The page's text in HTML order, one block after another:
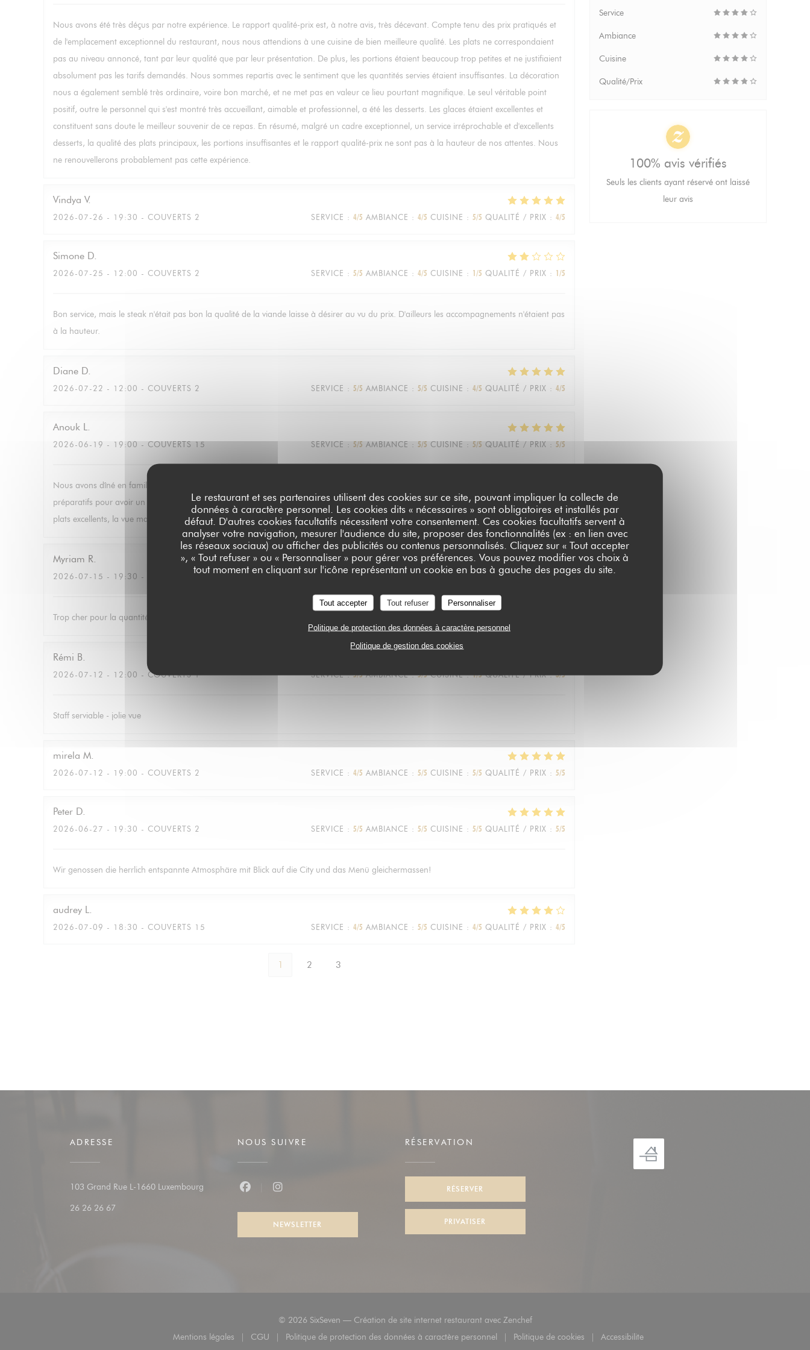
Le restaurant et ses partenaires utilisent des cookies sur ce site, pouvant impliquer la collecte de
données à caractère personnel. Les cookies dits « nécessaires » sont obligatoires et installés par
défaut. D'autres cookies facultatifs nécessitent votre consentement. Ces cookies facultatifs servent à
analyser votre navigation, mesurer l'audience du site, proposer des fonctionnalités (ex : en lien avec
les réseaux sociaux) ou afficher des publicités ou contenus personnalisés. Cliquez sur « Tout accepter
», « Tout refuser » ou « Personnaliser » pour gérer vos préférences. Vous pouvez modifier vos choix à
tout moment en cliquant sur l'icône représentant un cookie en bas à gauche des pages du site.
Tout accepter Tout refuser Personnaliser
Politique de protection des données à caractère personnel
Politique de gestion des cookies
Nous avons été très déçus par notre expérience. Le rapport qualité-prix est, à notre avis, très décevant. Compte tenu des prix pratiqués et
de l'emplacement exceptionnel du restaurant, nous nous attendions à une cuisine de bien meilleure qualité. Les plats ne correspondaient
pas au niveau annoncé, tant par leur qualité que par leur présentation. De plus, les portions étaient beaucoup trop petites et ne justifiaient
absolument pas les tarifs demandés. Nous sommes repartis avec le sentiment que les quantités servies étaient insuffisantes. La décoration
nous a également semblé très ordinaire, voire bon marché, et ne met pas en valeur ce lieu pourtant magnifique. Le seul véritable point
positif, outre le personnel qui s'est montré très accueillant, aimable et professionnel, a été les desserts. Les glaces étaient excellentes et
constituent sans doute le meilleur souvenir de ce repas. En résumé, malgré un cadre exceptionnel, un service irréprochable et d'excellents
desserts, la qualité des plats principaux, les portions insuffisantes et le rapport qualité-prix ne sont pas à la hauteur de nos attentes. Nous
ne renouvellerons probablement pas cette expérience.
Vindya V
2026-07-26 - 19:30 - COUVERTS 2 SERVICE : 4/5 AMBIANCE : 4/5 CUISINE : 5/5 QUALITÉ / PRIX : 4/5
Simone D
2026-07-25 - 12:00 - COUVERTS 2 SERVICE : 5/5 AMBIANCE : 4/5 CUISINE : 1/5 QUALITÉ / PRIX : 1/5
Bon service, mais le steak n'était pas bon la qualité de la viande laisse à désirer au vu du prix. D'ailleurs les accompagnements n'étaient pas
à la hauteur.
Diane D
2026-07-22 - 12:00 - COUVERTS 2 SERVICE : 5/5 AMBIANCE : 5/5 CUISINE : 4/5 QUALITÉ / PRIX : 4/5
Anouk L
2026-06-19 - 19:00 - COUVERTS 15 SERVICE : 5/5 AMBIANCE : 5/5 CUISINE : 5/5 QUALITÉ / PRIX : 5/5
Nous avons dîné en famille au six seven le jour de notre mariage civil. Même si cela avait requis pas mal de négociations pour les
préparatifs pour avoir un menu le plus adapté à nos préférences, la soirée s’est déroulée à la perfection! Le service était impeccable, les
plats excellents, la vue magnifique. Nous étions très contents et tous les invités également! À recommander!
Myriam R
2026-07-15 - 19:30 - COUVERTS 2 SERVICE: 5/5 AMBIANCE : 5 /5 CUISINE : 3 /5 QUALITÉ / PRIX: 1 /5
Trop cher pour la quantité
Rémi B
2026-07-12 - 12:00 - COUVERTS 1 SERVICE: 5/5 AMBIANCE: 5/5 CUISINE: 1/5 QUALITÉ / PRIX: 3/5
Staff serviable - jolie vue
mirela M
2026-07-12 - 19:00 - COUVERTS 2 SERVICE : 4/5 AMBIANCE : 5/5 CUISINE : 5/5 QUALITÉ / PRIX : 5/5
Peter D
2026-06-27 - 19:30 - COUVERTS 2 SERVICE : 5/5 AMBIANCE : 5/5 CUISINE : 5/5 QUALITÉ / PRIX : 5/5
Wir genossen die herrlich entspannte Atmosphäre mit Blick auf die City und das Menü gleichermassen!
audrey L
2026-07-09 - 18:30 - COUVERTS 15 SERVICE : 4/5 AMBIANCE : 5/5 CUISINE : 4/5 QUALITÉ / PRIX : 4/5
1 2 3
Service
Ambiance
Cuisine
Qualité/Prix
100% avis vérifiés
Seuls les clients ayant réservé ont laissé
leur avis
ADRESSE
103 Grand Rue L-1660 Luxembourg((ouvre une nouvelle fenêtre))
26 26 26 67
NOUS SUIVRE
NEWSLETTER
RÉSERVATION
RÉSERVER
PRIVATISER
© 2026 SixSeven — Création de site internet restaurant avec Zenchef((ouvre une nouvelle fenêtre))
Mentions légales
((ouvre une nouvelle fenêtre))
CGU
((ouvre une nouvelle fenêtre))
Politique de protection des données à caractère personnel
((ouvre une nouvelle fenêtre))
Politique de cookies
((ouvre une nouvelle fenêtre))
Accessibilite